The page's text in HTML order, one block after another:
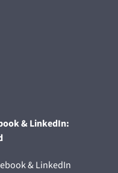
& LinkedIn:
& LinkedIn